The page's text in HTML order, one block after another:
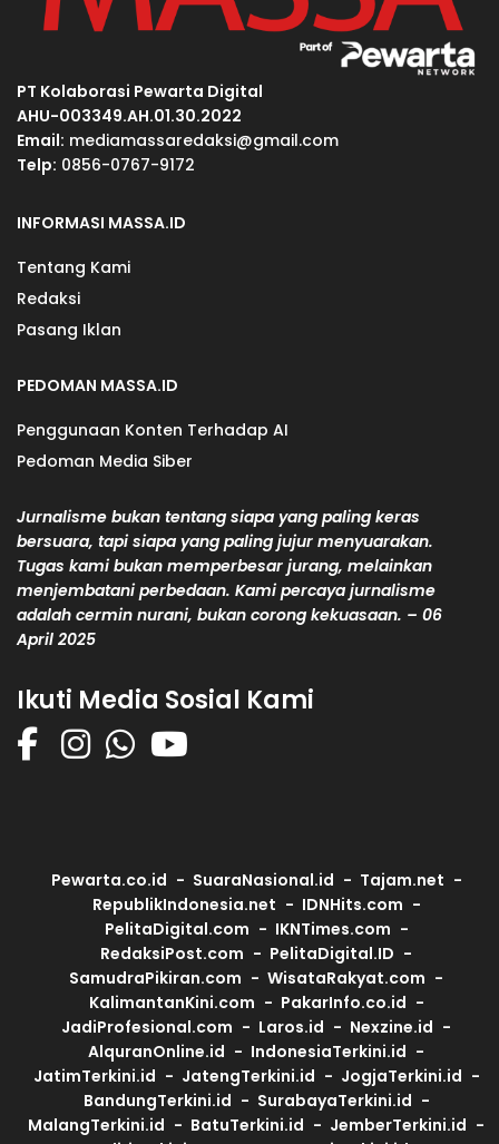
PT Kolaborasi Pewarta Digital
AHU-003349.AH.01.30.2022
Email: mediamassaredaksi@gmail.com
Telp: 0856-0767-9172
INFORMASI MASSA.ID
Tentang Kami
Redaksi
Pasang Iklan
PEDOMAN MASSA.ID
Penggunaan Konten Terhadap AI
Pedoman Media Siber
Jurnalisme bukan tentang siapa yang paling keras
bersuara, tapi siapa yang paling jujur menyuarakan.
Tugas kami bukan memperbesar jurang, melainkan
menjembatani perbedaan. Kami percaya jurnalisme
adalah cermin nurani, bukan corong kekuasaan. – 06
April 2025
Ikuti Media Sosial Kami
Pewarta.co.id SuaraNasional.id
Tajam.net
RepublikIndonesia.net
IDNHits.com
PelitaDigital.com
IKNTimes.com
RedaksiPost.com
PelitaDigital.ID
SamudraPikiran.com
WisataRakyat.com
KalimantanKini.com
PakarInfo.co.id
JadiProfesional.com
Laros.id
Nexzine.id
AlquranOnline.id
IndonesiaTerkini.id
JatimTerkini.id
JatengTerkini.id
JogjaTerkini.id
BandungTerkini.id
SurabayaTerkini.id
MalangTerkini.id
BatuTerkini.id
JemberTerkini.id